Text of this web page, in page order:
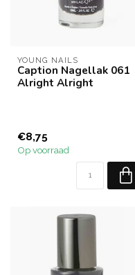
YOUNG NAILS
Caption Nagellak 061
Alright Alright
€8,75
Op voorraad